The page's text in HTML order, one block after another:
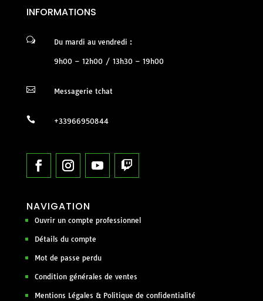
INFORMATIONS
w Du mardi au vendredi :
9h00 – 12h00 / 13h30 – 19h00
 Messagerie tchat
 +33966950844
NAVIGATION
Ouvrir un compte professionnel
Détails du compte
Mot de passe perdu
Condition générales de ventes
Mentions Légales & Politique de confidentialité